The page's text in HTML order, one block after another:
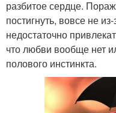
разбитое сердце.
постигнуть, вовсе не
недостаточно
что любви вообще нет
полового инстинкта.